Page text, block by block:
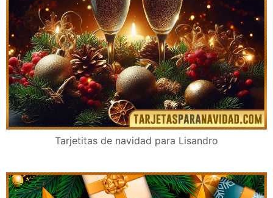
Tarjetitas de navidad para Lisandro